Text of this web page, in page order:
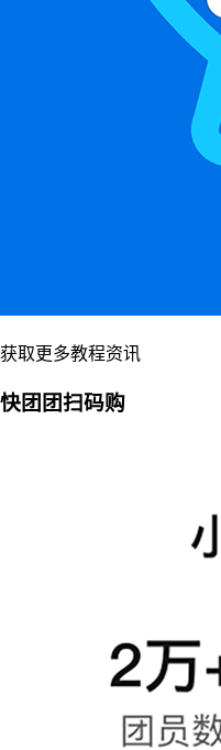
获取更多教程资讯
快团团扫码购